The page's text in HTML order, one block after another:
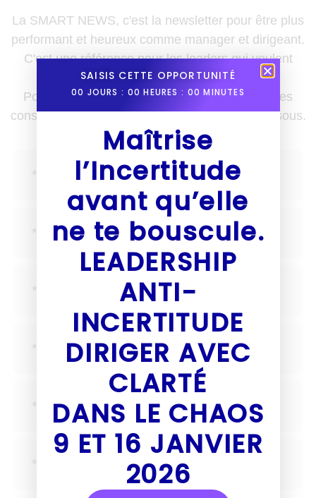
La SMART NEWS, c'est la newsletter pour être plus
performant et heureux comme manager et dirigeant.
C'est une référence pour les leaders qui veulent
enrichir leurs boîtes à outils.
Pour recevoir des nouvelles, des astuces et des
conseils une fois par semaine, inscris-toi ci-dessous.
SAISIS CETTE OPPORTUNITÉ
00 JOURS : 00 HEURES : 00 MINUTES
Maîtrise
l’Incertitude
avant qu’elle
ne te bouscule.
LEADERSHIP
ANTI-
INCERTITUDE
DIRIGER AVEC
CLARTÉ
DANS LE CHAOS
9 ET 16 JANVIER
2026